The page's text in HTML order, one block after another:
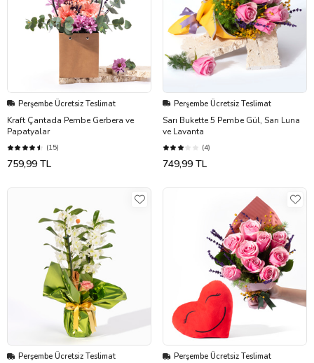
Perşembe Ücretsiz Teslimat
Kraft Çantada Pembe Gerbera ve
Papatyalar
(15)
759,99 TL
Perşembe Ücretsiz Teslimat
Sarı Bukette 5 Pembe Gül, Sarı Luna
ve Lavanta
(4)
749,99 TL
Perşembe Ücretsiz Teslimat Perşembe Ücretsiz Teslimat